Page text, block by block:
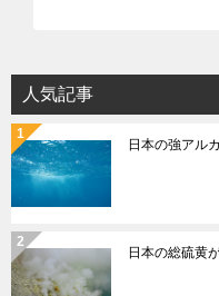
ョ
ン
人気記事
日本の強アル
日本の総硫黄